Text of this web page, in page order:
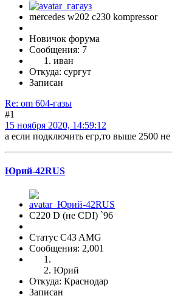
mercedes w202 с230 kompressor
Новичок форума
Сообщения: 7
иван
Откуда: сургут
Записан
Re: om 604-газы
#1
15 ноября 2020, 14:59:12
а если подключить егр,то выше 2500
Юрий-42RUS
С220 D (не CDI) `96
Статус C43 AMG
Сообщения: 2,001
Юрий
Откуда: Краснодар
Записан